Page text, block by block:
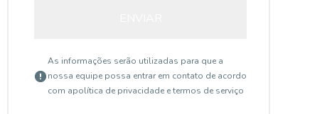
As informações serão utilizadas para que a
nossa equipe possa entrar em contato de acordo
com apolítica de privacidade e termos de serviço